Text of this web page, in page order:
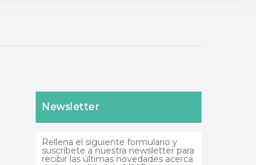
Newsletter
Rellena el siguiente formulario y
suscríbete a nuestra newsletter para
recibir las últimas novedades acerca